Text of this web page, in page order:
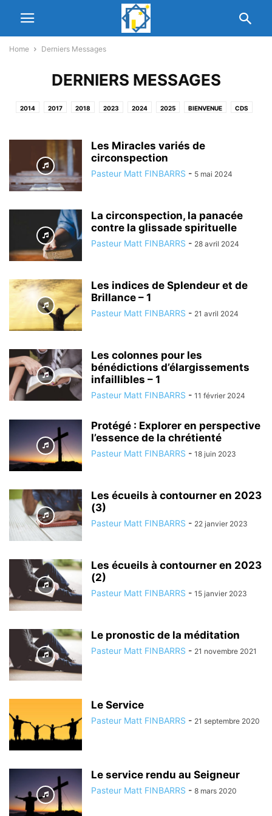
Home Derniers Messages
DERNIERS MESSAGES
2014 2017 2018 2023 2024 2025 BIENVENUE CDS
EDIFICATION MUTUELLE EGLISE DU CHRIST
L'EGLISE LE COIN DE L'ESPERANCE HEBDOMADAIRE
MESSAGES NETWORK PARTNERS NOUS CONNAITRE PASTEURS
PRECISE PROPHETIE 2020
Les Miracles variés de
circonspection
Pasteur Matt FINBARRS - 5 mai 2024
La circonspection, la panacée
contre la glissade spirituelle
Pasteur Matt FINBARRS - 28 avril 2024
Les indices de Splendeur et de
Brillance – 1
Pasteur Matt FINBARRS - 21 avril 2024
Les colonnes pour les
bénédictions d’élargissements
infaillibles – 1
Pasteur Matt FINBARRS - 11 février 2024
Protégé : Explorer en perspective
l’essence de la chrétienté
Pasteur Matt FINBARRS - 18 juin 2023
Les écueils à contourner en 2023
(3)
Pasteur Matt FINBARRS - 22 janvier 2023
Les écueils à contourner en 2023
(2)
Pasteur Matt FINBARRS - 15 janvier 2023
Le pronostic de la méditation
Pasteur Matt FINBARRS - 21 novembre 2021
Le Service
Pasteur Matt FINBARRS - 21 septembre 2020
Le service rendu au Seigneur
Pasteur Matt FINBARRS - 8 mars 2020